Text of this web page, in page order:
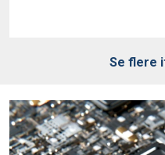
Se flere